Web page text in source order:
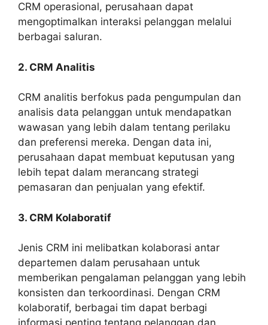
CRM operasional, perusahaan dapat
mengoptimalkan interaksi pelanggan melalui
berbagai saluran.
2. CRM Analitis
CRM analitis berfokus pada pengumpulan dan
analisis data pelanggan untuk mendapatkan
wawasan yang lebih dalam tentang perilaku
dan preferensi mereka. Dengan data ini,
perusahaan dapat membuat keputusan yang
lebih tepat dalam merancang strategi
pemasaran dan penjualan yang efektif.
3. CRM Kolaboratif
Jenis CRM ini melibatkan kolaborasi antar
departemen dalam perusahaan untuk
memberikan pengalaman pelanggan yang lebih
konsisten dan terkoordinasi. Dengan CRM
kolaboratif, berbagai tim dapat berbagi